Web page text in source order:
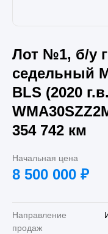
Лот №1, б/у
седельный
BLS (2020
354 742 км
Начальная цена
8 500 000 ₽
Направление
продаж